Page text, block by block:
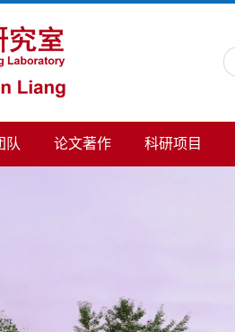
队 论文著作 科研项目